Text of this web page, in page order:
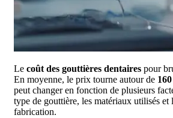
Le coût des gouttières dentaires pour
En moyenne, le prix tourne autour de
peut changer en fonction de plusieurs
type de gouttière, les matériaux utilisés et
fabrication.